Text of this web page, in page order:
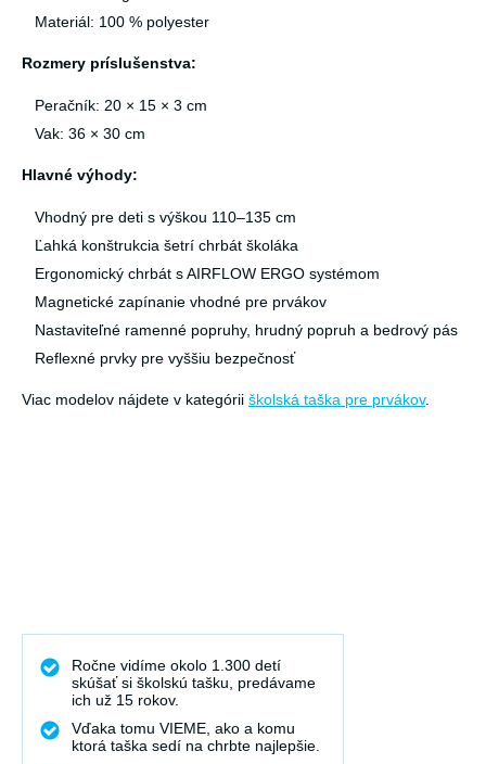
Materiál: 100 % polyester
Rozmery príslušenstva:
Peračník: 20 × 15 × 3 cm
Vak: 36 × 30 cm
Hlavné výhody:
Vhodný pre deti s výškou 110–135 cm
Ľahká konštrukcia šetrí chrbát školáka
Ergonomický chrbát s AIRFLOW ERGO systémom
Magnetické zapínanie vhodné pre prvákov
Nastaviteľné ramenné popruhy, hrudný popruh a bedrový pás
Reflexné prvky pre vyššiu bezpečnosť
Viac modelov nájdete v kategórii školská taška pre prvákov.
Ročne vidíme okolo 1.300 detí
skúšať si školskú tašku, predávame
ich už 15 rokov.
Vďaka tomu VIEME, ako a komu
ktorá taška sedí na chrbte najlepšie.